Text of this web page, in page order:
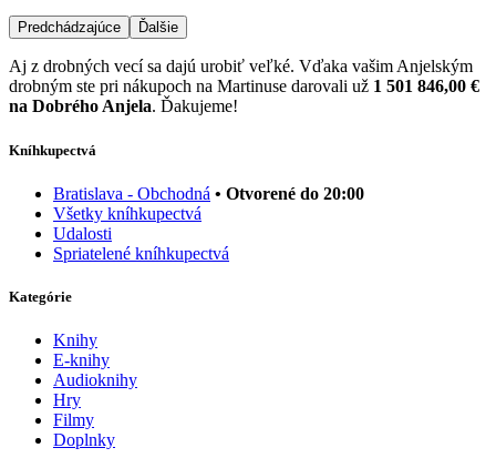
Predchádzajúce Ďalšie
Aj z drobných vecí sa dajú urobiť veľké. Vďaka vašim Anjelským
drobným ste pri nákupoch na Martinuse darovali už 1 501 846,00 €
na Dobrého Anjela. Ďakujeme!
Kníhkupectvá
Bratislava - Obchodná • Otvorené do 20:00
Všetky kníhkupectvá
Udalosti
Spriatelené kníhkupectvá
Kategórie
Knihy
E-knihy
Audioknihy
Hry
Filmy
Doplnky